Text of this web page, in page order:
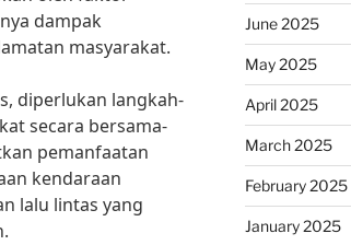
dampak
masyarakat.
diperlukan langkah-
secara bersama-
pemanfaatan
kendaraan
lalu lintas yang
June 2025
May 2025
April 2025
March 2025
February 2025
January 2025